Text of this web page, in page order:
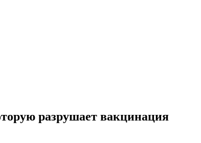
разрушает вакцинация